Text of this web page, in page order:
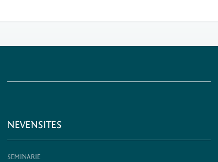
NEVENSITES
SEMINARIE